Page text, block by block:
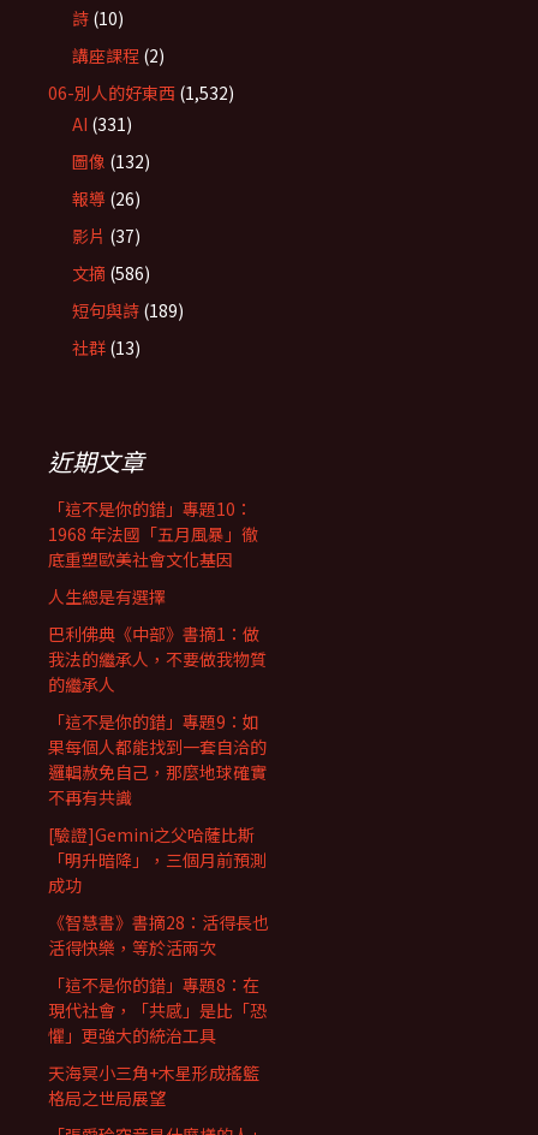
詩 (10)
講座課程 (2)
06-別人的好東西 (1,532)
AI (331)
圖像 (132)
報導 (26)
影片 (37)
文摘 (586)
短句與詩 (189)
社群 (13)
近期文章
「這不是你的錯」專題10：
1968 年法國「五月風暴」徹
底重塑歐美社會文化基因
人生總是有選擇
巴利佛典《中部》書摘1：做
我法的繼承人，不要做我物質
的繼承人
「這不是你的錯」專題9：如
果每個人都能找到一套自洽的
邏輯赦免自己，那麼地球確實
不再有共識
[驗證]Gemini之父哈薩比斯
「明升暗降」，三個月前預測
成功
《智慧書》書摘28：活得長也
活得快樂，等於活兩次
「這不是你的錯」專題8：在
現代社會，「共感」是比「恐
懼」更強大的統治工具
天海冥小三角+木星形成搖籃
格局之世局展望